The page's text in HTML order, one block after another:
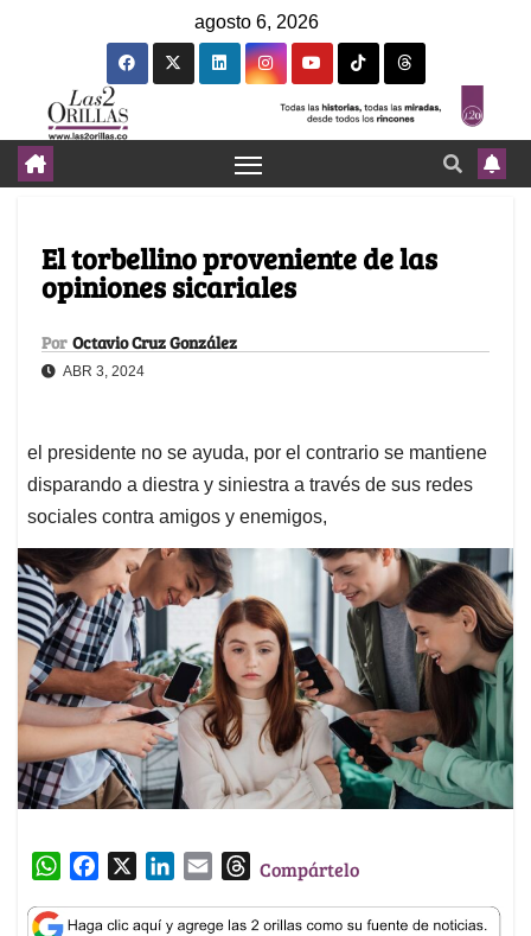
agosto 6, 2026
El torbellino proveniente de las
opiniones sicariales
Por Octavio Cruz González
ABR 3, 2024
el presidente no se ayuda, por el contrario se mantiene
disparando a diestra y siniestra a través de sus redes
sociales contra amigos y enemigos,
W
a
c
n
a
T
r
Compártelo